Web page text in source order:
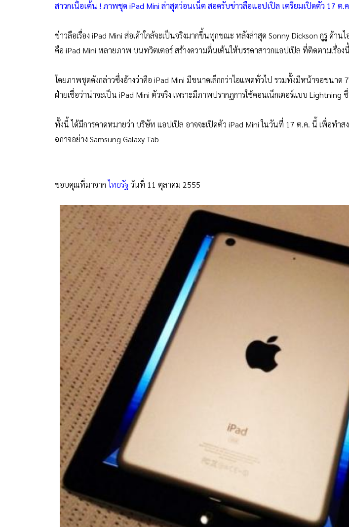
สาวกเนื้อเต้น ! ภาพชุด iPad Mini ล่าสุดว่อนเน็ต สอดรับข่าวลือแอปเปิล เตรียมเปิดตัว 17 ต.
ข่าวลือเรื่อง iPad Mini ส่อเค้าใกล้จะเป็นจริงมากขึ้นทุกขณะ หลังล่าสุด Sonny Dickson กูรู ด้า
คือ iPad Mini หลายภาพ บนทวิตเตอร์ สร้างความตื่นเต้นให้บรรดาสาวกแอปเปิล ที่ติดตามเรื่อง
โดยภาพชุดดังกล่าวซึ่งอ้างว่าคือ iPad Mini มีขนาดเล็กกว่าไอแพดทั่วไป รวมทั้งมีหน้าจอขนาด
ฝ่ายเชื่อว่าน่าจะเป็น iPad Mini ตัวจริง เพราะมีภาพปรากฏการใช้คอนเน็กเตอร์แบบ Lightning
ทั้งนี้ ได้มีการคาดหมายว่า บริษัท แอปเปิล อาจจะเปิดตัว iPad Mini ในวันที่ 17 ต.ค. นี้ เพื่อทำส
ฉกาจอย่าง Samsung Galaxy Tab
ขอบคุณที่มาจากไทยรัฐวันที่ 11 ตุลาคม 2555